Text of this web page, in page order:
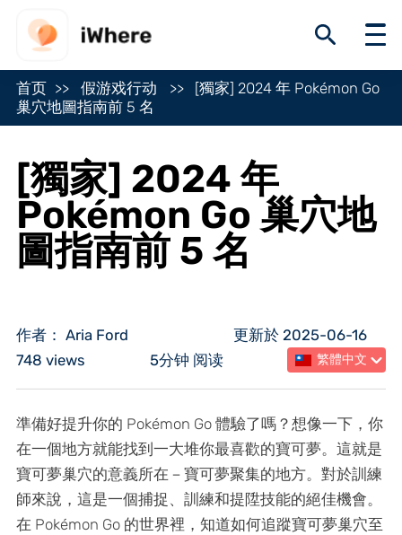
首页 假游戏行动
[獨家] 2024 年 Pokémon Go
巢穴地圖指南前 5 名
[獨家] 2024 年
Pokémon Go 巢穴地
圖指南前 5 名
作者： Aria Ford
更新於 2025-06-16
748 views
5分钟 阅读 繁體中文
準備好提升你的 Pokémon Go 體驗了嗎？想像一下，你
在一個地方就能找到一大堆你最喜歡的寶可夢。這就是
寶可夢巢穴的意義所在－寶可夢聚集的地方。對於訓練
師來說，這是一個捕捉、訓練和提陞技能的絕佳機會。
在 Pokémon Go 的世界裡，知道如何追蹤寶可夢巢穴至